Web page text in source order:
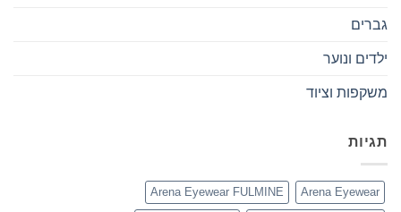
גברים
ילדים ונוער
משקפות וציוד
תגיות
Arena Eyewear
Arena Eyewear FULMINE